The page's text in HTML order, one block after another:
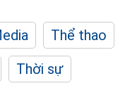
Thể thao
Thời sự